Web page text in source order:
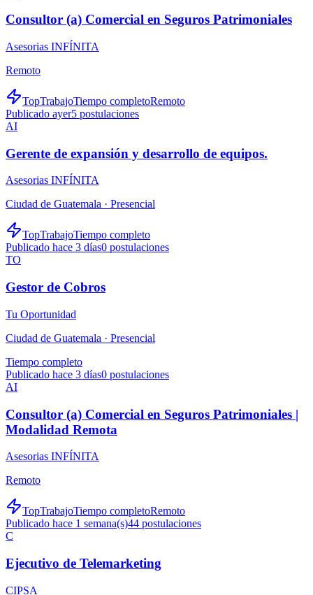
Consultor (a) Comercial en Seguros Patrimoniales
Asesorias INFÍNITA
Remoto
TopTrabajoTiempo completoRemoto
Publicado ayer5 postulaciones
AI
Gerente de expansión y desarrollo de equipos.
Asesorias INFÍNITA
Ciudad de Guatemala · Presencial
TopTrabajoTiempo completo
Publicado hace 3 días0 postulaciones
TO
Gestor de Cobros
Tu Oportunidad
Ciudad de Guatemala · Presencial
Tiempo completo
Publicado hace 3 días0 postulaciones
AI
Consultor (a) Comercial en Seguros Patrimoniales |
Modalidad Remota
Asesorias INFÍNITA
Remoto
TopTrabajoTiempo completoRemoto
Publicado hace 1 semana(s)44 postulaciones
C
Ejecutivo de Telemarketing
CIPSA